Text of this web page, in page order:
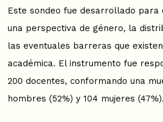
Este sondeo fue desarrollado para
una perspectiva de género, la
las eventuales barreras que
académica. El instrumento fue
200 docentes, conformando una
hombres (52%) y 104 mujeres (47%).